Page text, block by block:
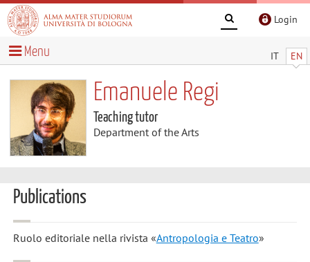
Login
IT EN
Menu
Emanuele Regi
Teaching tutor
Department of the Arts
Publications
Ruolo editoriale nella rivista «Antropologia e Teatro»